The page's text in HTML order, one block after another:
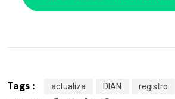
Tags : actualiza DIAN registro